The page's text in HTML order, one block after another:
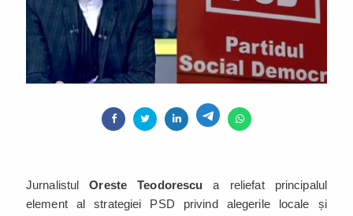
JurnalistulOreste Teodorescu a reliefat principalul
element al strategiei PSD privind alegerile locale și